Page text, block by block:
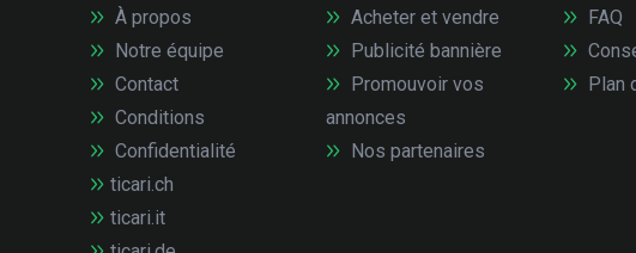
À propos
Notre équipe
Contact
Conditions
Confidentialité
ticari.ch
ticari.it
Acheter et vendre
Publicité bannière
Promouvoir vos
annonces
Nos partenaires
FAQ
Plan